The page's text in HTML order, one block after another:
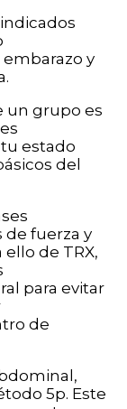
y
un grupo es
estado
del
de fuerza y
de TRX,
para evitar
de
5p. Este